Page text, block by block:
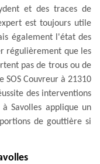
et des traces de
est toujours utile
également l'état des
régulièrement que les
pas de trous ou de
SOS Couvreur à 21310
des interventions
Savolles applique un
de gouttière si